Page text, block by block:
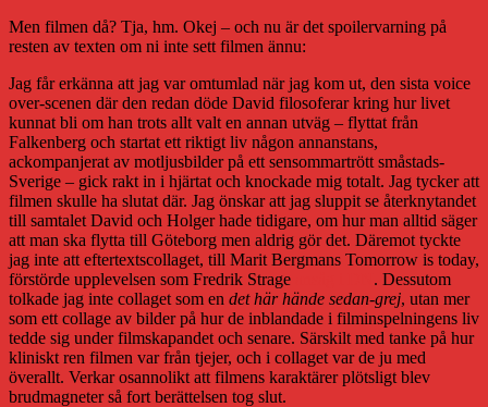
Men filmen då? Tja, hm. Okej – och nu är det spoilervarning på
resten av texten om ni inte sett filmen ännu:
Jag får erkänna att jag var omtumlad när jag kom ut, den sista voice
over-scenen där den redan döde David filosoferar kring hur livet
kunnat bli om han trots allt valt en annan utväg – flyttat från
Falkenberg och startat ett riktigt liv någon annanstans,
ackompanjerat av motljusbilder på ett sensommartrött småstads-
Sverige – gick rakt in i hjärtat och knockade mig totalt. Jag tycker att
filmen skulle ha slutat där. Jag önskar att jag sluppit se återknytandet
till samtalet David och Holger hade tidigare, om hur man alltid säger
att man ska flytta till Göteborg men aldrig gör det. Däremot tyckte
jag inte att eftertextscollaget, till Marit Bergmans Tomorrow is today,
förstörde upplevelsen som Fredrik Strage
. Dessutom
tolkade jag inte collaget som en det här hände sedan-grej, utan mer
som ett collage av bilder på hur de inblandade i filminspelningens liv
tedde sig under filmskapandet och senare. Särskilt med tanke på hur
kliniskt ren filmen var från tjejer, och i collaget var de ju med
överallt. Verkar osannolikt att filmens karaktärer plötsligt blev
brudmagneter så fort berättelsen tog slut.